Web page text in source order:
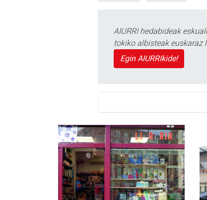
AIURRI hedabideak
tokiko albisteak euskaraz
Egin AIURRIkide!